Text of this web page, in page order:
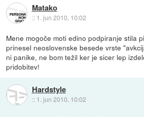
Matako
:: 1. jun 2010, 10:02
Mene mogoče moti edino podpiranje stila
prinesel neoslovenske besede vrste
ni panike, ne bom težil ker je sicer lep
pridobitev!
Hardstyle
:: 1. jun 2010, 10:02